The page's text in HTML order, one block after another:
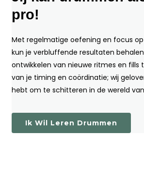
pro!
Met regelmatige oefening en focus
kun je verbluffende resultaten
ontwikkelen van nieuwe ritmes en
van je timing en coördinatie; wij
hebt om te schitteren in de wereld
Online
drumschool
Ik Wil Leren Drummen